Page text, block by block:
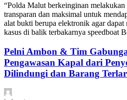
“Polda Malut berkeinginan melakukan
transparan dan maksimal untuk
alat bukti berupa elektronik agar
kasus di balik terbakarnya speedboat
Pelni Ambon & Tim
Pengawasan Kapal dari
Dilindungi dan Barang